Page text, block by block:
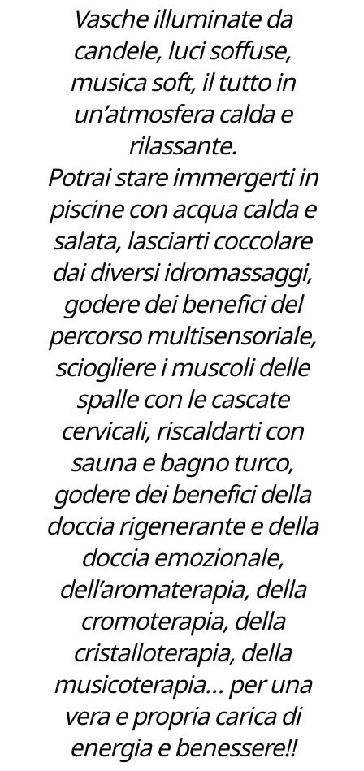
Vasche illuminate da
candele, luci soffuse,
musica soft, il tutto in
un’atmosfera calda e
rilassante.
Potrai stare immergerti in
piscine con acqua calda e
salata, lasciarti coccolare
dai diversi idromassaggi,
godere dei benefici del
percorso multisensoriale,
sciogliere i muscoli delle
spalle con le cascate
cervicali, riscaldarti con
sauna e bagno turco,
godere dei benefici della
doccia rigenerante e della
doccia emozionale,
dell’aromaterapia, della
cromoterapia, della
cristalloterapia, della
musicoterapia… per una
vera e propria carica di
energia e benessere!!